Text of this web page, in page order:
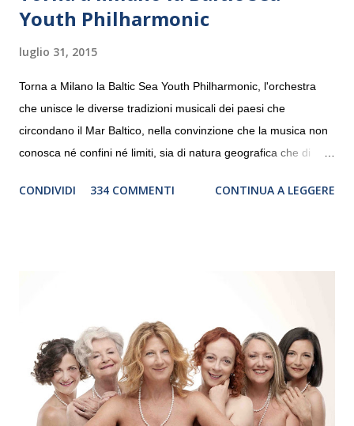
Youth Philharmonic
luglio 31, 2015
Torna a Milano la Baltic Sea Youth Philharmonic, l'orchestra
che unisce le diverse tradizioni musicali dei paesi che
circondano il Mar Baltico, nella convinzione che la musica non
conosca né confini né limiti, sia di natura geografica che di
debutterà il 10 settembre a Heiden, in Germania, e toccherà, in
“Settembre dell’Accademia” dove si esibirà per il secondo anno
consecutivo. Il pubblico milanese avrà il piacere di applaudire i
giovani artisti della Baltic Sea Youth Philharmonic per la quarta
volta. L’orchestra, fondata nel 2008 da Kristjan Järvi (affiancato
da un prestigioso consiglio di consulent...
CONDIVIDI 334 COMMENTI CONTINUA A LEGGERE